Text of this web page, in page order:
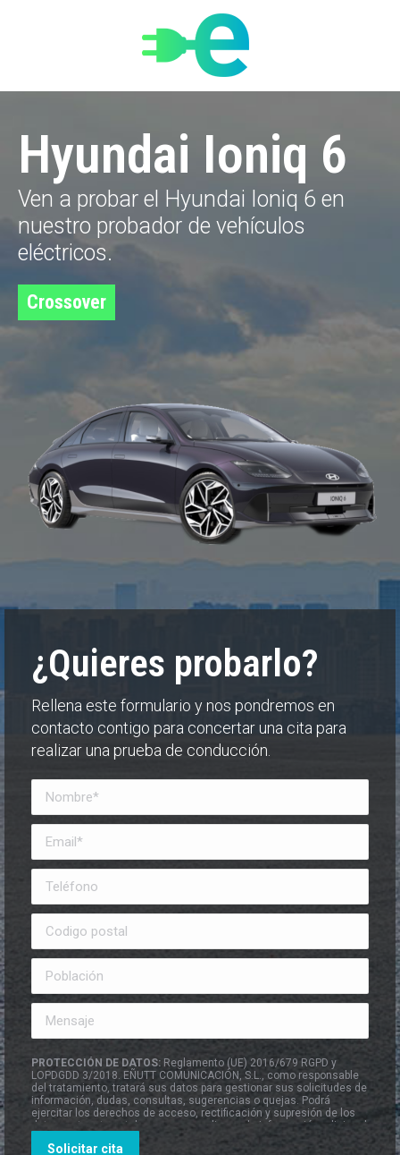
Hyundai Ioniq 6
Ven a probar el Hyundai Ioniq 6 en
nuestro probador de vehículos
eléctricos.
Crossover
¿Quieres probarlo?
Rellena este formulario y nos pondremos en
contacto contigo para concertar una cita para
realizar una prueba de conducción.
PROTECCIÓN DE DATOS: Reglamento (UE) 2016/679 RGPD y
LOPDGDD 3/2018. EÑUTT COMUNICACIÓN, S.L., como responsable
del tratamiento, tratará sus datos para gestionar sus solicitudes de
información, dudas, consultas, sugerencias o quejas. Podrá
ejercitar los derechos de acceso, rectificación y supresión de los
datos, entre otros, tal y como se explica en la información adicional
que está a su disposición en el apartado de
Política de Privacidad